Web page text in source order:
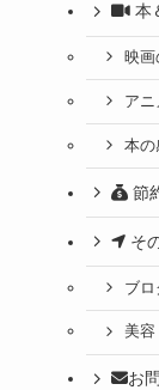
本
映画
アニ
本の
節
そ
ブロ
美容
お